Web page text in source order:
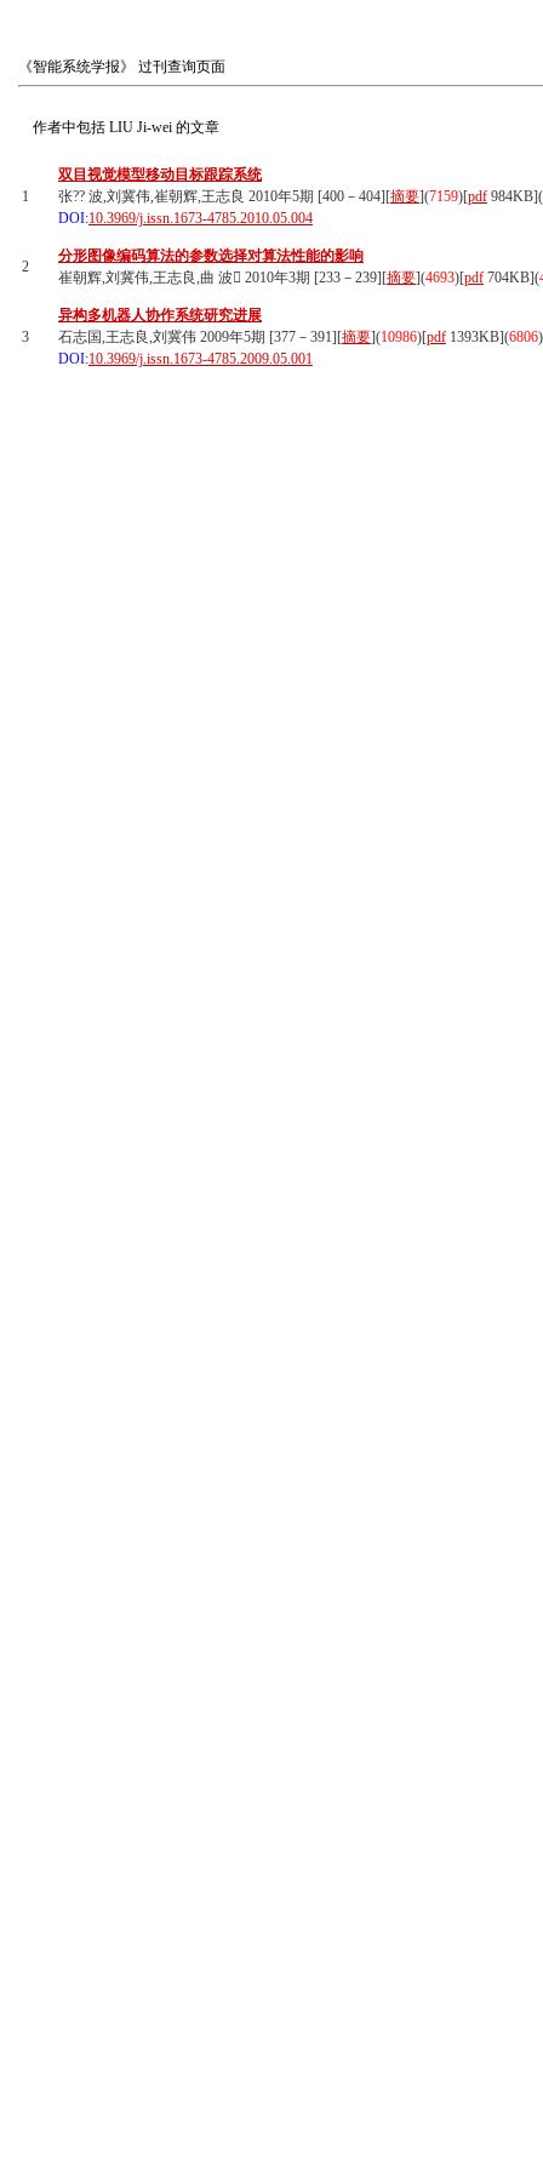
《智能系统学报》 过刊查询页面
作者中包括 LIU Ji-wei 的文章
1
双目视觉模型移动目标跟踪系统
张?? 波,刘冀伟,崔朝辉,王志良 2010年5期 [400－404][摘要](7159)[pdf 984KB](
DOI:10.3969/j.issn.1673-4785.2010.05.004
2
分形图像编码算法的参数选择对算法性能的影响
崔朝辉,刘冀伟,王志良,曲 波 2010年3期 [233－239][摘要](4693)[pdf 704KB](
3
异构多机器人协作系统研究进展
石志国,王志良,刘冀伟 2009年5期 [377－391][摘要](10986)[pdf 1393KB](6806)
DOI:10.3969/j.issn.1673-4785.2009.05.001